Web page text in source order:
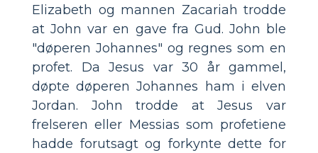
Elizabeth og mannen Zacariah trodde
at John var en gave fra Gud. John ble
"døperen Johannes" og regnes som en
profet. Da Jesus var 30 år gammel,
døpte døperen Johannes ham i elven
Jordan. John trodde at Jesus var
frelseren eller Messias som profetiene
hadde forutsagt og forkynte dette for